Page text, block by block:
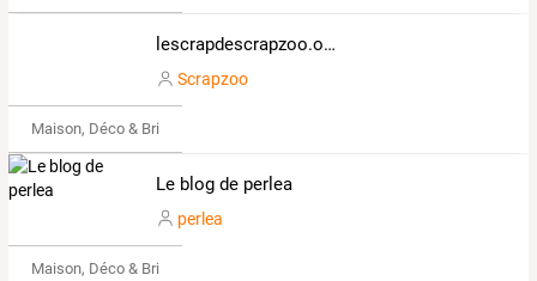
lescrapdescrapzoo.over-blog.com
Scrapzoo
Maison, Déco & Bricolage
Le blog de perlea
perlea
Maison, Déco & Bricolage